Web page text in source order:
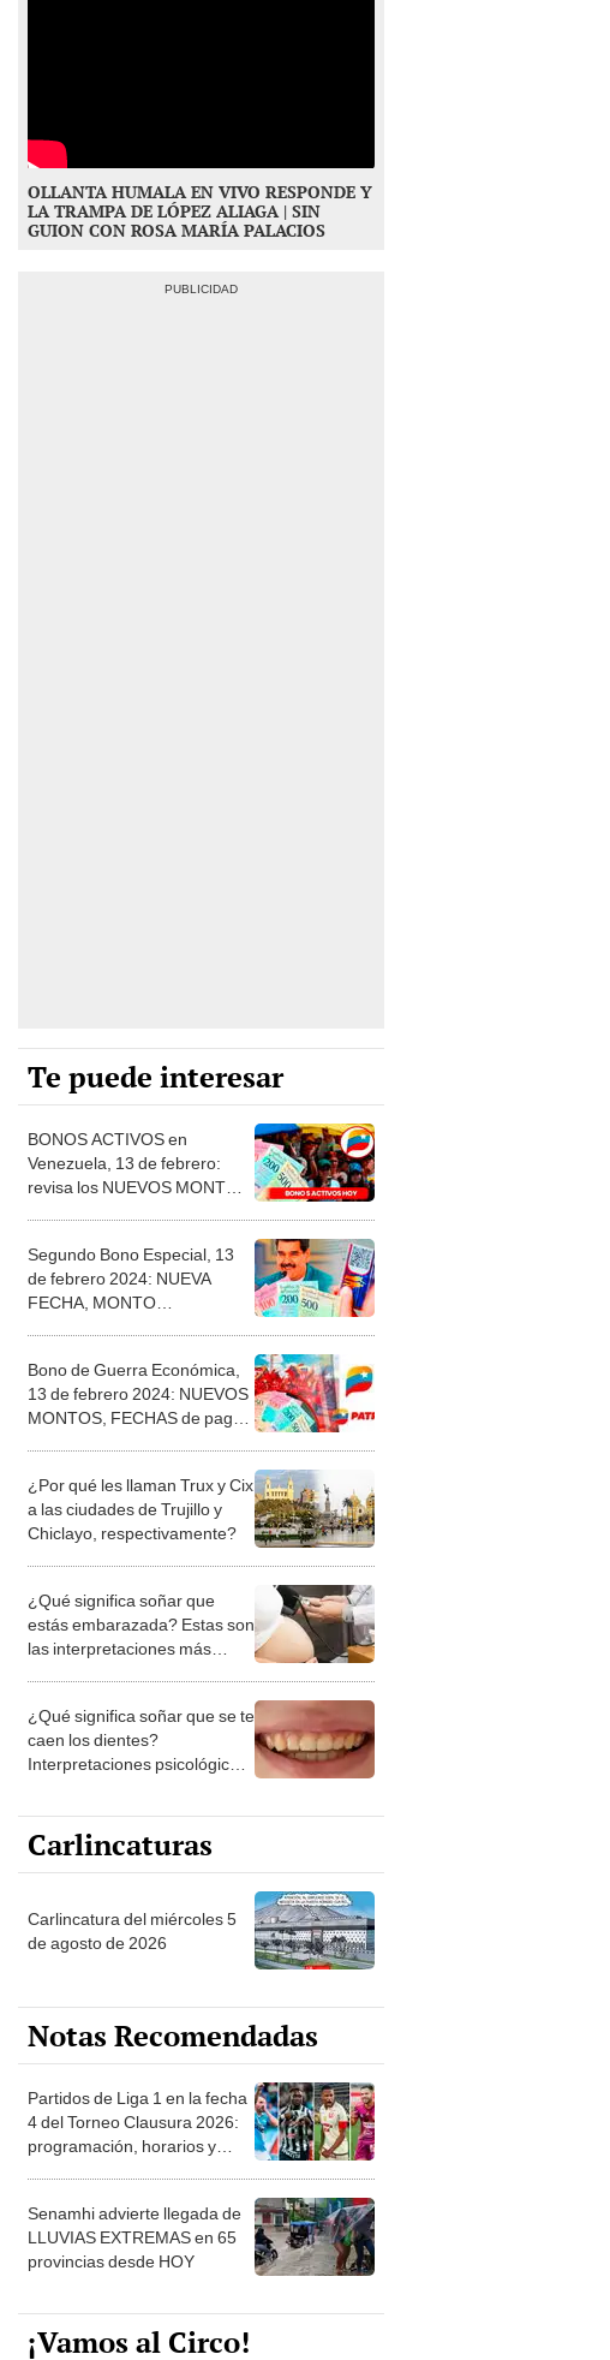
OLLANTA HUMALA EN VIVO RESPONDE Y
LA TRAMPA DE LÓPEZ ALIAGA | SIN
GUION CON ROSA MARÍA PALACIOS
Te puede interesar
BONOS ACTIVOS en
Venezuela, 13 de febrero:
revisa los NUEVOS MONTOS,
Segundo Bono Especial, 13
de febrero 2024: NUEVA
FECHA, MONTO
Bono de Guerra Económica,
13 de febrero 2024: NUEVOS
MONTOS, FECHAS de pago y
¿Por qué les llaman Trux y Cix
a las ciudades de Trujillo y
Chiclayo, respectivamente?
¿Qué significa soñar que
estás embarazada? Estas son
las interpretaciones más
¿Qué significa soñar que se te
caen los dientes?
Interpretaciones psicológicas
Carlincaturas
Carlincatura del miércoles 5
de agosto de 2026
Notas Recomendadas
Partidos de Liga 1 en la fecha
4 del Torneo Clausura 2026:
programación, horarios y
Senamhi advierte llegada de
LLUVIAS EXTREMAS en 65
provincias desde HOY
¡Vamos al Circo!